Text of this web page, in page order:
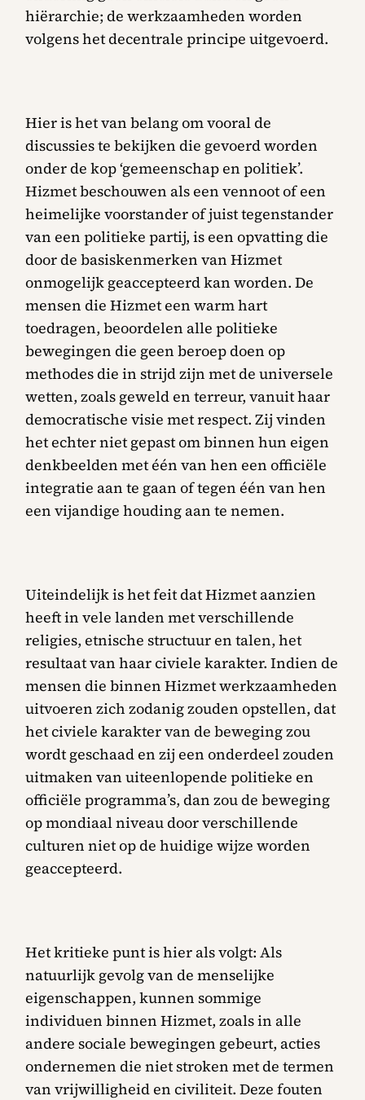
hiërarchie; de werkzaamheden worden
volgens het decentrale principe uitgevoerd.
Hier is het van belang om vooral de
discussies te bekijken die gevoerd worden
onder de kop ‘gemeenschap en politiek’.
Hizmet beschouwen als een vennoot of een
heimelijke voorstander of juist tegenstander
van een politieke partij, is een opvatting die
door de basiskenmerken van Hizmet
onmogelijk geaccepteerd kan worden. De
mensen die Hizmet een warm hart
toedragen, beoordelen alle politieke
bewegingen die geen beroep doen op
methodes die in strijd zijn met de universele
wetten, zoals geweld en terreur, vanuit haar
democratische visie met respect. Zij vinden
het echter niet gepast om binnen hun eigen
denkbeelden met één van hen een officiële
integratie aan te gaan of tegen één van hen
een vijandige houding aan te nemen.
Uiteindelijk is het feit dat Hizmet aanzien
heeft in vele landen met verschillende
religies, etnische structuur en talen, het
resultaat van haar civiele karakter. Indien de
mensen die binnen Hizmet werkzaamheden
uitvoeren zich zodanig zouden opstellen, dat
het civiele karakter van de beweging zou
wordt geschaad en zij een onderdeel zouden
uitmaken van uiteenlopende politieke en
officiële programma’s, dan zou de beweging
op mondiaal niveau door verschillende
culturen niet op de huidige wijze worden
geaccepteerd.
Het kritieke punt is hier als volgt: Als
natuurlijk gevolg van de menselijke
eigenschappen, kunnen sommige
individuen binnen Hizmet, zoals in alle
andere sociale bewegingen gebeurt, acties
ondernemen die niet stroken met de termen
van vrijwilligheid en civiliteit. Deze fouten